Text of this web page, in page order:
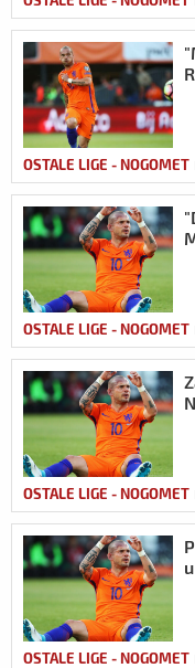
OSTALE LIGE - NOGOMET
OSTALE LIGE - NOGOMET
OSTALE LIGE - NOGOMET
OSTALE LIGE - NOGOMET